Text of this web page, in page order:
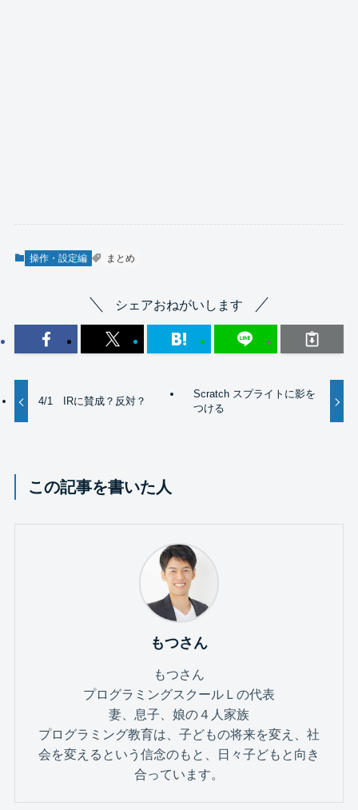
操作・設定編 まとめ
シェアおねがいします
4/1 IRに賛成？反対？
Scratch スプライトに影を
つける
この記事を書いた人
もつさん
もつさん
プログラミングスクールＬの代表
妻、息子、娘の４人家族
プログラミング教育は、子どもの将来を変え、社
会を変えるという信念のもと、日々子どもと向き
合っています。